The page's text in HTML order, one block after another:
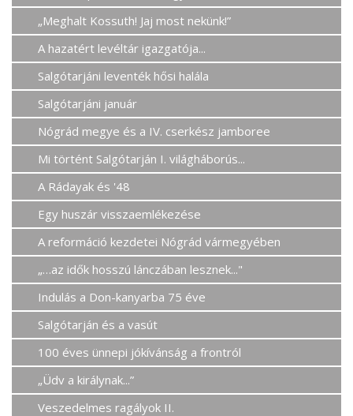
„Meghalt Kossuth! Jaj most nekünk!”
A hazatért levéltár igazgatója...
Salgótarjáni leventék hősi halála
Salgótarjáni január
Nógrád megye és a IV. cserkész jamboree
Mi történt Salgótarján I. világháborús...
A Rádayak és '48
Egy huszár visszaemlékezése
A reformáció kezdetei Nógrád vármegyében
„…az idők hosszú lánczában lesznek..."
Indulás a Don-kanyarba 75 éve
Salgótarján és a vasút
100 éves ünnepi jókívánság a frontról
„Üdv a királynak...”
Veszedelmes ragályok II.